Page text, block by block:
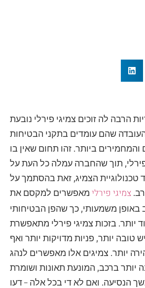
הרבה לה זוכים צמיגי פירלי נובעת
שהם עומדים בתקני הבטיחות
והמחמירים ביותר. זהו תחום שאין בו
תוך שהחברה עמלה כל העת על
טכנולוגיית הצמיג, זאת בהסתמך על
צמיגי פירלימאפשרים למקסם את
באופן משמעותי, כך שהפן הבטיחותי
יותר. בזכות צמיגי פירלי מתאפשרת
טובה יותר, פניות מדויקות יותר ואף
יותר. צמיגים אלו מאפשרים לנהג
יותר ברכב, המונעת תאונות ושומרת
הנסיעה. ואם לא די בכל אלה – דעו